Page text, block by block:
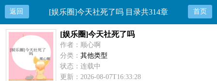
返回 [娱乐圈]今天社死了吗 目录共314章 首页
[娱乐圈]今天社死了吗
作者：顺心啊
分类：其他类型
状态：连载中
更新：2026-08-07T16:33:28